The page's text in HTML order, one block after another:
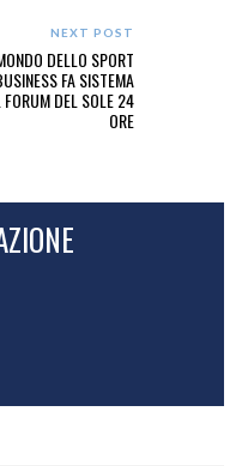
NEXT POST
DELLO SPORT
FA SISTEMA
FORUM DEL SOLE 24
ORE